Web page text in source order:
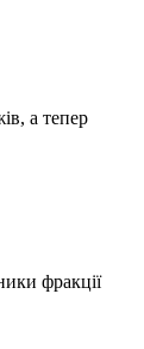
а тепер
фракції